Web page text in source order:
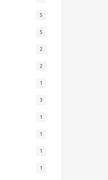
5
5
2
2
1
3
1
1
1
1